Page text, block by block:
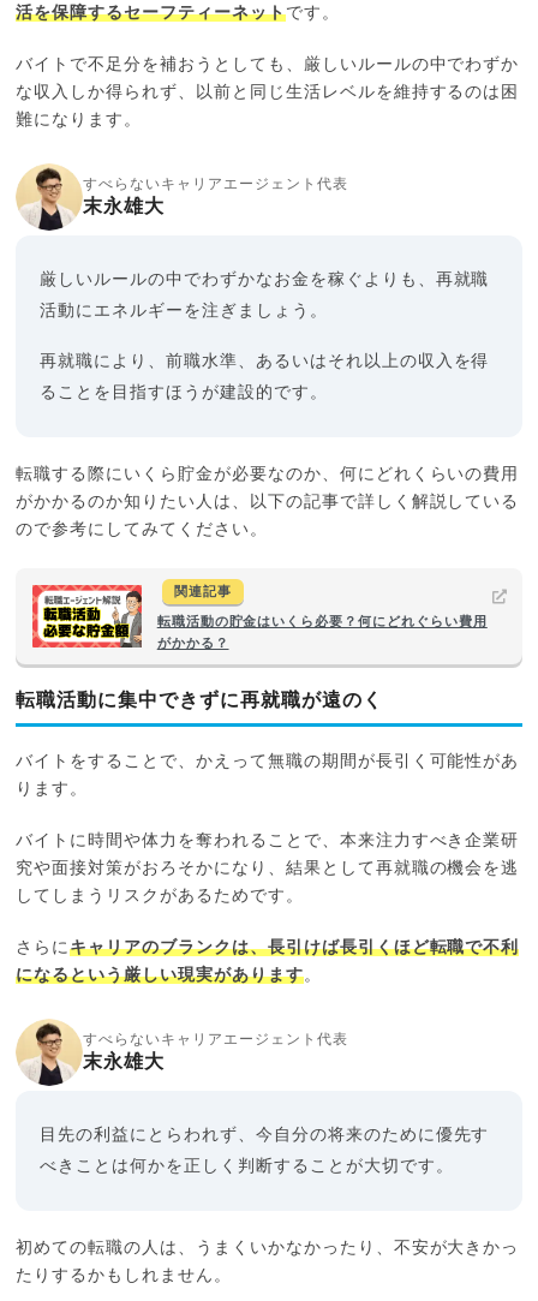
活を保障するセーフティーネットです。
バイトで不足分を補おうとしても、厳しいルールの中でわずか
な収入しか得られず、以前と同じ生活レベルを維持するのは困
難になります。
すべらないキャリアエージェント代表
末永雄大
厳しいルールの中でわずかなお金を稼ぐよりも、再就職
活動にエネルギーを注ぎましょう。
再就職により、前職水準、あるいはそれ以上の収入を得
ることを目指すほうが建設的です。
転職する際にいくら貯金が必要なのか、何にどれくらいの費用
がかかるのか知りたい人は、以下の記事で詳しく解説している
ので参考にしてみてください。
関連記事
転職活動の貯金はいくら必要？何にどれぐらい費用
がかかる？
転職活動に集中できずに再就職が遠のく
バイトをすることで、かえって無職の期間が長引く可能性があ
ります。
バイトに時間や体力を奪われることで、本来注力すべき企業研
究や面接対策がおろそかになり、結果として再就職の機会を逃
してしまうリスクがあるためです。
さらにキャリアのブランクは、長引けば長引くほど転職で不利
になるという厳しい現実があります。
すべらないキャリアエージェント代表
末永雄大
目先の利益にとらわれず、今自分の将来のために優先す
べきことは何かを正しく判断することが大切です。
初めての転職の人は、うまくいかなかったり、不安が大きかっ
たりするかもしれません。